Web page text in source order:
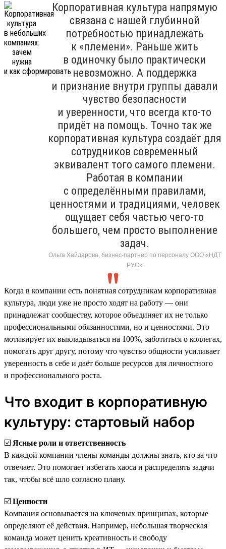
Корпоративная культура напрямую
связана с нашей глубинной
потребностью принадлежать
к «племени». Раньше жить
в одиночку было практически
невозможно. А поддержка
и признание внутри группы давали
чувство безопасности
и уверенности, что всегда кто-то
придёт на помощь. Точно так же
корпоративная культура создаёт для
сотрудников современный
эквивалент того самого племени.
Работая в компании
с определёнными правилами,
ценностями и традициями, человек
ощущает себя частью чего-то
большего, чем просто выполнение
задач.
Ольга Хайдарова, бизнес-партнёр по персоналу ООО «НДТ
РУС»
Когда в компании есть понятная сотрудникам корпоративная
культура, люди уже не просто ходят на работу — они
принадлежат сообществу, которое объединяет их не только
профессиональными обязанностями, но и ценностями. Это
мотивирует их выкладываться на 100%, заботиться о коллегах,
помогать друг другу, потому что чувство общности усиливает
уверенность в себе и даёт больше ресурсов для личностного
и профессионального роста.
Что входит в корпоративную
культуру: стартовый набор
☑️ Ясные роли и ответственность
В каждой компании члены команды должны знать, кто за что
отвечает. Это помогает избегать хаоса и распределять задачи
так, чтобы всё шло согласно плану.
☑️ Ценности
Компания основывается на ключевых принципах, которые
определяют её действия. Например, небольшая творческая
команда может ценить креативность и свободу